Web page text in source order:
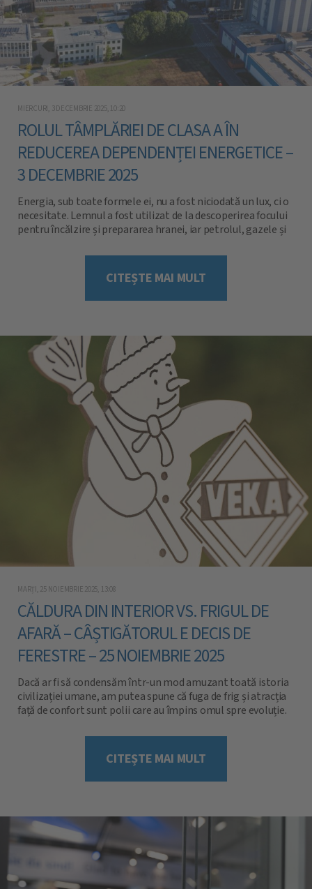
MIERCURI, 3 DECEMBRIE 2025, 10:20
ROLUL TÂMPLĂRIEI DE CLASA A ÎN
REDUCEREA DEPENDENȚEI ENERGETICE –
3 DECEMBRIE 2025
Energia, sub toate formele ei, nu a fost niciodată un lux, ci o
necesitate. Lemnul a fost utilizat de la descoperirea focului
pentru încălzire și prepararea hranei, iar petrolul, gazele și
metalelor. Cele două probleme majore cu resursele fosile
CITEȘTE MAI MULT
MARȚI, 25 NOIEMBRIE 2025, 13:08
CĂLDURA DIN INTERIOR VS. FRIGUL DE
AFARĂ – CÂȘTIGĂTORUL E DECIS DE
FERESTRE – 25 NOIEMBRIE 2025
Dacă ar fi să condensăm într-un mod amuzant toată istoria
civilizației umane, am putea spune că fuga de frig și atracția
față de confort sunt polii care au împins omul spre evoluție.
logică. Aceasta ar fi că realizarea de clădiri tot mai spațioase,
CITEȘTE MAI MULT